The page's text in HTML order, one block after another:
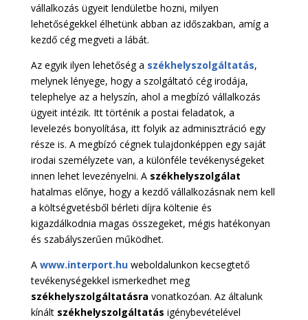
vállalkozás ügyeit lendületbe hozni, milyen
lehetőségekkel élhetünk abban az időszakban, amíg a
kezdő cég megveti a lábát.
Az egyik ilyen lehetőség a székhelyszolgáltatás,
melynek lényege, hogy a szolgáltató cég irodája,
telephelye az a helyszín, ahol a megbízó vállalkozás
ügyeit intézik. Itt történik a postai feladatok, a
levelezés bonyolítása, itt folyik az adminisztráció egy
része is. A megbízó cégnek tulajdonképpen egy saját
irodai személyzete van, a különféle tevékenységeket
innen lehet levezényelni. A székhelyszolgálat
hatalmas előnye, hogy a kezdő vállalkozásnak nem kell
a költségvetésből bérleti díjra költenie és
kigazdálkodnia magas összegeket, mégis hatékonyan
és szabályszerűen működhet.
A www.interport.huweboldalunkon kecsegtető
tevékenységekkel ismerkedhet meg
székhelyszolgáltatásra vonatkozóan. Az általunk
kínált székhelyszolgáltatás igénybevételével